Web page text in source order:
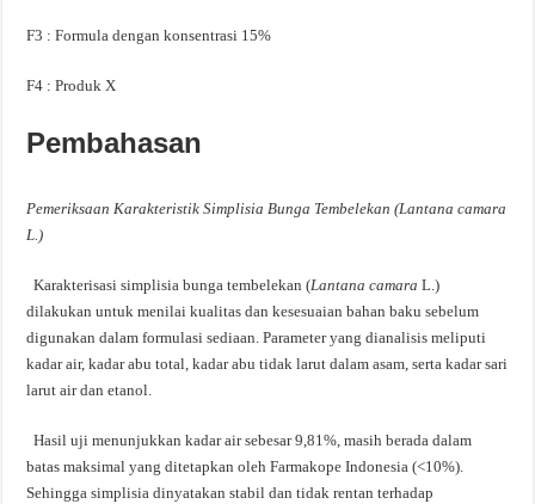
F3 : Formula dengan konsentrasi 15%
F4 : Produk X
Pembahasan
Pemeriksaan Karakteristik Simplisia Bunga Tembelekan (Lantana camara
L.)
Karakterisasi simplisia bunga tembelekan (Lantana camara L.)
dilakukan untuk menilai kualitas dan kesesuaian bahan baku sebelum
digunakan dalam formulasi sediaan. Parameter yang dianalisis meliputi
kadar air, kadar abu total, kadar abu tidak larut dalam asam, serta kadar sari
larut air dan etanol.
Hasil uji menunjukkan kadar air sebesar 9,81%, masih berada dalam
batas maksimal yang ditetapkan oleh Farmakope Indonesia (<10%).
Sehingga simplisia dinyatakan stabil dan tidak rentan terhadap